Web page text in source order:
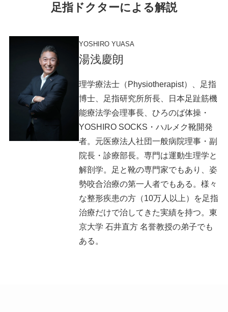
足指ドクターによる解説
YOSHIRO YUASA
湯浅慶朗
理学療法士（Physiotherapist）、足指
博士、足指研究所所長、日本足趾筋機
能療法学会理事長、ひろのば体操・
YOSHIRO SOCKS・ハルメク靴開発
者。元医療法人社団一般病院理事・副
院長・診療部長。専門は運動生理学と
解剖学。足と靴の専門家でもあり、姿
勢咬合治療の第一人者でもある。様々
な整形疾患の方（10万人以上）を足指
治療だけで治してきた実績を持つ。東
京大学 石井直方 名誉教授の弟子でも
ある。